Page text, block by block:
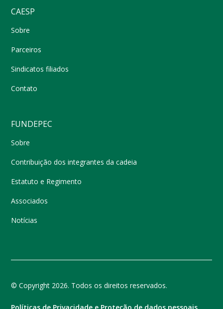
CAESP
Sobre
Parceiros
Sindicatos filiados
Contato
FUNDEPEC
Sobre
Contribuição dos integrantes da cadeia
Estatuto e Regimento
Associados
Notícias
© Copyright 2026. Todos os direitos reservados.